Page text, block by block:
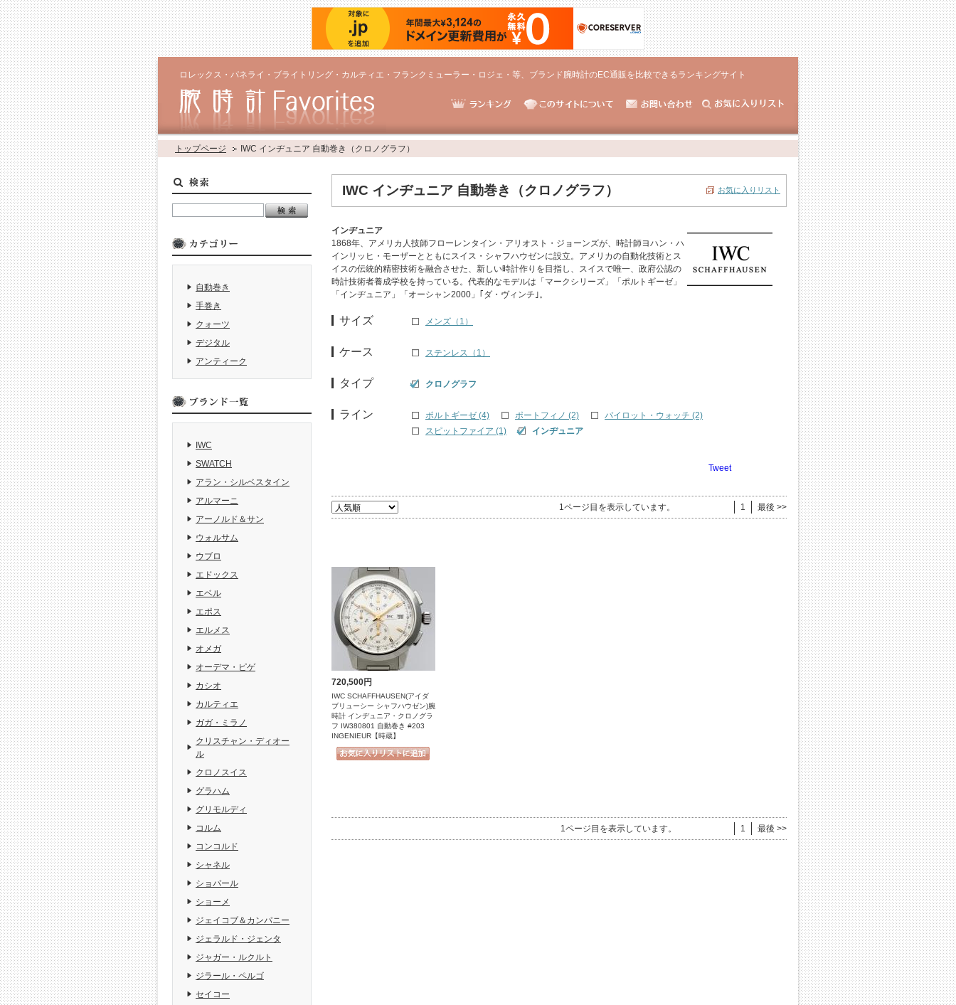
ロレックス・パネライ・ブライトリング・カルティエ・フランクミューラー・ロジェ・等、ブランド腕時計のEC通販を比較できるランキングサイト
トップページ IWC インヂュニア 自動巻き（クロノグラフ）
IWC インヂュニア 自動巻き（クロノグラフ） お気に入りリスト
インヂュニア
1868年、アメリカ人技師フローレンタイン・アリオスト・ジョーンズが、時計師ヨハン・ハ
インリッヒ・モーザーとともにスイス・シャフハウゼンに設立。アメリカの自動化技術とス
イスの伝統的精密技術を融合させた、新しい時計作りを目指し、スイスで唯一、政府公認の
時計技術者養成学校を持っている。代表的なモデルは「マークシリーズ」「ポルトギーゼ」
「インヂュニア」「オーシャン2000」｢ダ・ヴィンチ｣。
サイズ メンズ（1）
ケース ステンレス（1）
タイプ クロノグラフ
ライン ポルトギーゼ (4) ポートフィノ (2)
パイロット・ウォッチ (2)
スピットファイア (1)
インヂュニア
Tweet
1ページ目を表示しています。 1 最後 >>
720,500円
IWC SCHAFFHAUSEN(アイダ
ブリューシー シャフハウゼン)腕
時計 インヂュニア・クロノグラ
フ IW380801 自動巻き #203
INGENIEUR【時蔵】
1ページ目を表示しています。 1 最後 >>
自動巻き
手巻き
クォーツ
デジタル
アンティーク
IWC
SWATCH
アラン・シルベスタイン
アルマーニ
アーノルド＆サン
ウォルサム
ウブロ
エドックス
エベル
エポス
エルメス
オメガ
オーデマ・ピゲ
カシオ
カルティエ
ガガ・ミラノ
クリスチャン・ディオー
ル
クロノスイス
グラハム
グリモルディ
コルム
コンコルド
シャネル
ショパール
ショーメ
ジェイコブ＆カンパニー
ジェラルド・ジェンタ
ジャガー・ルクルト
ジラール・ペルゴ
セイコー